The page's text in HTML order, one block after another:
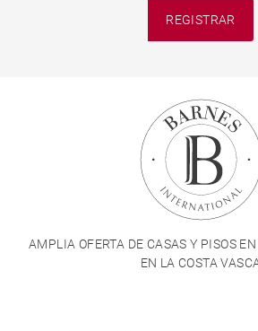
REGISTRAR
AMPLIA OFERTA DE CASAS Y PISOS
EN LA COSTA